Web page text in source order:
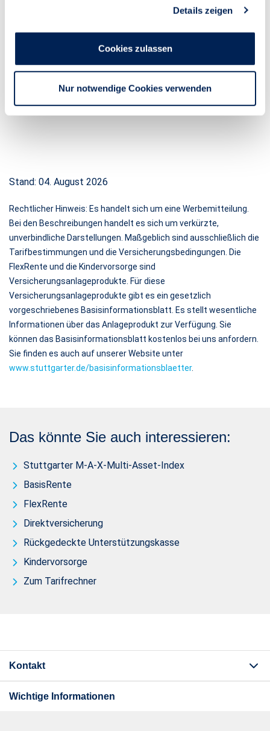
Details zeigen
Cookies zulassen
Nur notwendige Cookies verwenden
Die jeweils aktuelle Partizipationsquote, die Höhe der
sicheren Verzinsung, den aktuellen Stand Ihres gewählten
Index und die jährliche Indexentwicklung finden Siehier.
Stand: 04. August 2026
Rechtlicher Hinweis: Es handelt sich um eine Werbemitteilung.
Bei den Beschreibungen handelt es sich um verkürzte,
unverbindliche Darstellungen. Maßgeblich sind ausschließlich die
Tarifbestimmungen und die Versicherungsbedingungen. Die
FlexRente und die Kindervorsorge sind
Versicherungsanlageprodukte. Für diese
Versicherungsanlageprodukte gibt es ein gesetzlich
vorgeschriebenes Basisinformationsblatt. Es stellt wesentliche
Informationen über das Anlageprodukt zur Verfügung. Sie
können das Basisinformationsblatt kostenlos bei uns anfordern.
Sie finden es auch auf unserer Website unter
www.stuttgarter.de/basisinformationsblaetter.
Das könnte Sie auch interessieren:
Stuttgarter M-A-X-Multi-Asset-Index
BasisRente
FlexRente
Direktversicherung
Rückgedeckte Unterstützungskasse
Kindervorsorge
Zum Tarifrechner
Kontakt
Wichtige Informationen